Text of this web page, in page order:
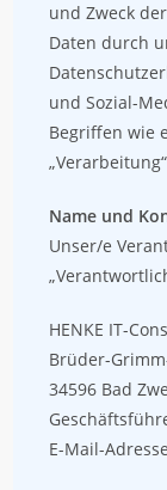
und Zweck
Daten durch
und Sozial-
Begriffen wie
Name und
Unser/e
HENKE IT-
Brüder-
34596 Bad
E-Mail-